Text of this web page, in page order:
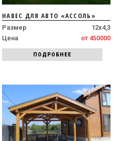
НАВЕС ДЛЯ АВТО «АССОЛЬ»
Размер
12х4,3
Цена
от 450000
ПОДРОБНЕЕ